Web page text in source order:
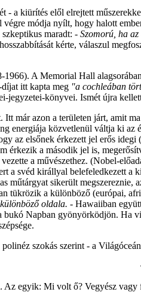
- a kiürítés elől elrejtett
módja nyílt, hogy halott
maradt: - Szomorú, ha
kérte, válaszul
A Memorial Hall
itt kapta meg "a cochleában
jegyzetei-könyvei. Ismét újra
már azon a területen járt, amit ma
energiája közvetlenül váltja ki
az elsőnek érkezett jel erős
érkezik a második jel is,
a művészethez. (Nobel-
a svéd királlyal belefeledkezett
műtárgyat sikerült
tükrözik a különböző (európai,
oldala. - Hawaiiban
Napban gyönyörködjön. Ha
szokás szerint - a
egyik: Mi volt ő? Vegyész